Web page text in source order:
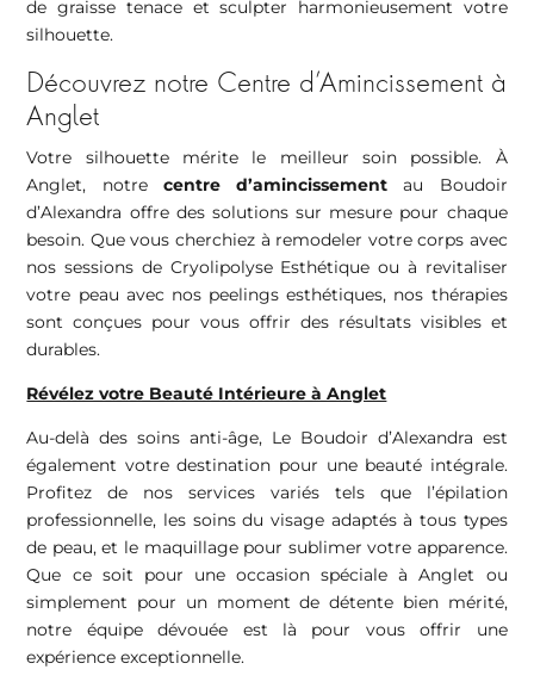
de graisse tenace et sculpter harmonieusement votre
silhouette.
Découvrez notre Centre d’Amincissement à
Anglet
Votre silhouette mérite le meilleur soin possible. À
Anglet, notre centre d’amincissement au Boudoir
d’Alexandra offre des solutions sur mesure pour chaque
besoin. Que vous cherchiez à remodeler votre corps avec
nos sessions de Cryolipolyse Esthétique ou à revitaliser
votre peau avec nos peelings esthétiques, nos thérapies
sont conçues pour vous offrir des résultats visibles et
durables.
Révélez votre Beauté Intérieure à Anglet
Au-delà des soins anti-âge, Le Boudoir d’Alexandra est
également votre destination pour une beauté intégrale.
Profitez de nos services variés tels que l’épilation
professionnelle, les soins du visage adaptés à tous types
de peau, et le maquillage pour sublimer votre apparence.
Que ce soit pour une occasion spéciale à Anglet ou
simplement pour un moment de détente bien mérité,
notre équipe dévouée est là pour vous offrir une
expérience exceptionnelle.